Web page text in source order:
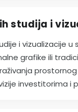
studija i
i vizualizacije u
grafike ili
investitorima i